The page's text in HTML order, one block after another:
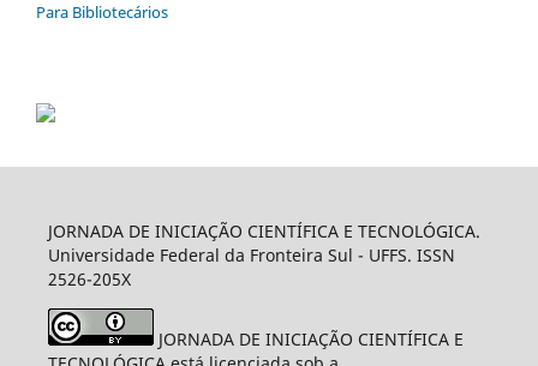
Para Bibliotecários
JORNADA DE INICIAÇÃO CIENTÍFICA E TECNOLÓGICA.
Universidade Federal da Fronteira Sul - UFFS. ISSN
2526-205X
JORNADA DE INICIAÇÃO CIENTÍFICA E